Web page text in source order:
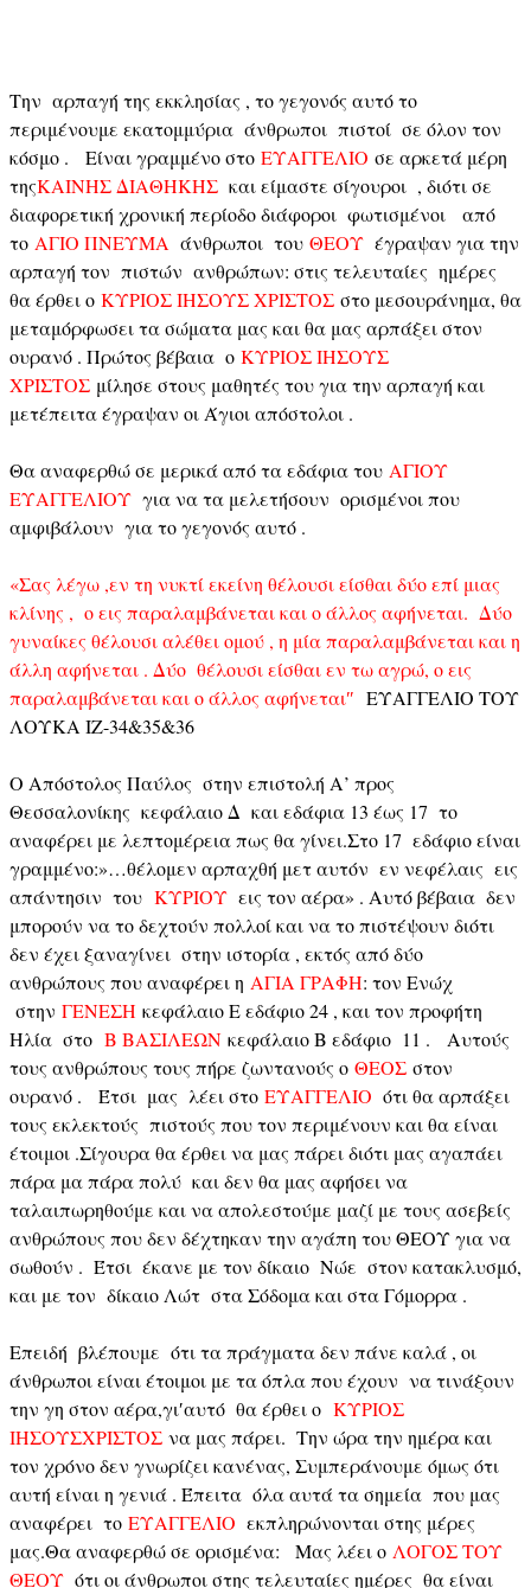
Την αρπαγή της εκκλησίας , το γεγονός αυτό το
περιμένουμε εκατομμύρια άνθρωποι πιστοί σε όλον τον
κόσμο . Είναι γραμμένο στο ΕΥΑΓΓΕΛΙΟ σε αρκετά μέρη
τηςΚΑΙΝΗΣ ΔΙΑΘΗΚΗΣ και είμαστε σίγουροι , διότι σε
διαφορετική χρονική περίοδο διάφοροι φωτισμένοι από
το ΑΓΙΟ ΠΝΕΥΜΑ άνθρωποι του ΘΕΟΥ έγραψαν για την
αρπαγή τον πιστών ανθρώπων: στις τελευταίες ημέρες
θα έρθει ο ΚΥΡΙΟΣ ΙΗΣΟΥΣ ΧΡΙΣΤΟΣ στο μεσουράνημα, θα
μεταμόρφωσει τα σώματα μας και θα μας αρπάξει στον
ουρανό . Πρώτος βέβαια ο ΚΥΡΙΟΣ ΙΗΣΟΥΣ
ΧΡΙΣΤΟΣ μίλησε στους μαθητές του για την αρπαγή και
μετέπειτα έγραψαν οι Άγιοι απόστολοι .
Θα αναφερθώ σε μερικά από τα εδάφια του ΑΓΙΟΥ
ΕΥΑΓΓΕΛΙΟΥ για να τα μελετήσουν ορισμένοι που
αμφιβάλουν για το γεγονός αυτό .
«Σας λέγω ,εν τη νυκτί εκείνη θέλουσι είσθαι δύο επί μιας
κλίνης , ο εις παραλαμβάνεται και ο άλλος αφήνεται. Δύο
γυναίκες θέλουσι αλέθει ομού , η μία παραλαμβάνεται και η
άλλη αφήνεται . Δύο θέλουσι είσθαι εν τω αγρώ, ο εις
παραλαμβάνεται και ο άλλος αφήνεται″ ΕΥΑΓΓΕΛΙΟ ΤΟΥ
ΛΟΥΚΑ ΙΖ-34&35&36
Ο Απόστολος Παύλος στην επιστολή Α’ προς
Θεσσαλονίκης κεφάλαιο Δ και εδάφια 13 έως 17 το
αναφέρει με λεπτομέρεια πως θα γίνει.Στο 17 εδάφιο είναι
γραμμένο:»…θέλομεν αρπαχθή μετ αυτόν εν νεφέλαις εις
απάντησιν του ΚΥΡΙΟΥ εις τον αέρα» . Αυτό βέβαια δεν
μπορούν να το δεχτούν πολλοί και να το πιστέψουν διότι
δεν έχει ξαναγίνει στην ιστορία , εκτός από δύο
ανθρώπους που αναφέρει η ΑΓΙΑ ΓΡΑΦΗ: τον Ενώχ
στην ΓΕΝΕΣΗ κεφάλαιο Ε εδάφιο 24 , και τον προφήτη
Ηλία στο Β ΒΑΣΙΛΕΩΝ κεφάλαιο Β εδάφιο 11 . Αυτούς
τους ανθρώπους τους πήρε ζωντανούς ο ΘΕΟΣ στον
ουρανό . Έτσι μας λέει στο ΕΥΑΓΓΕΛΙΟ ότι θα αρπάξει
τους εκλεκτούς πιστούς που τον περιμένουν και θα είναι
έτοιμοι .Σίγουρα θα έρθει να μας πάρει διότι μας αγαπάει
πάρα μα πάρα πολύ και δεν θα μας αφήσει να
ταλαιπωρηθούμε και να απολεστούμε μαζί με τους ασεβείς
ανθρώπους που δεν δέχτηκαν την αγάπη του ΘΕΟΥ για να
σωθούν . Έτσι έκανε με τον δίκαιο Νώε στον κατακλυσμό,
και με τον δίκαιο Λώτ στα Σόδομα και στα Γόμορρα .
Επειδή βλέπουμε ότι τα πράγματα δεν πάνε καλά , οι
άνθρωποι είναι έτοιμοι με τα όπλα που έχουν να τινάξουν
την γη στον αέρα,γι′αυτό θα έρθει ο ΚΥΡΙΟΣ
ΙΗΣΟΥΣΧΡΙΣΤΟΣ να μας πάρει. Την ώρα την ημέρα και
τον χρόνο δεν γνωρίζει κανένας, Συμπεράνουμε όμως ότι
αυτή είναι η γενιά . Έπειτα όλα αυτά τα σημεία που μας
αναφέρει το ΕΥΑΓΓΕΛΙΟ εκπληρώνονται στης μέρες
μας.Θα αναφερθώ σε ορισμένα: Μας λέει ο ΛΟΓΟΣ ΤΟΥ
ΘΕΟΥ ότι οι άνθρωποι στης τελευταίες ημέρες θα είναι